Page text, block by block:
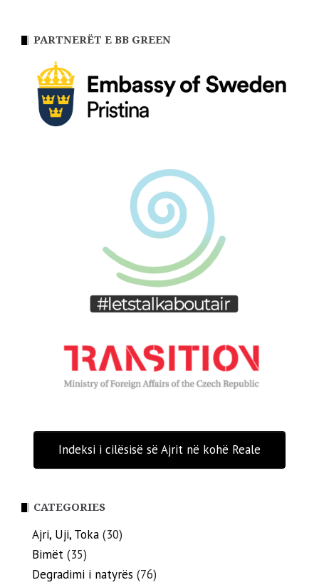
PARTNERËT E BB GREEN
Indeksi i cilësisë së Ajrit në kohë Reale
CATEGORIES
Ajri, Uji, Toka (30)
Bimët (35)
Degradimi i natyrës (76)